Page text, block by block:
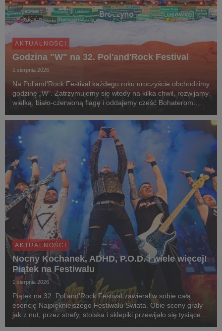
AKTUALNOŚCI
Godzina "W" na 32. Pol'and'Rock Festival
1 sierpnia 2026
Na Pol’and’Rock Festival każdego roku uroczyście obchodzimy
godzinę „W”. Zatrzymujemy się wtedy na kilka chwil, rozwijamy
wielką, biało-czerwoną flagę i oddajemy cześć Bohaterom
AKTUALNOŚCI
Nocny Kochanek, ADHD, P.O.D. i wiele więcej!
Piątek na Festiwalu
1 sierpnia 2026
Piątek na 32. Pol'and'Rock Festival zawierał w sobie całą
esencję Najpiękniejszego Festiwalu Świata. Obie sceny grały
jak z nut, przez strefy, stoiska i sklepiki przewijało się tysiące